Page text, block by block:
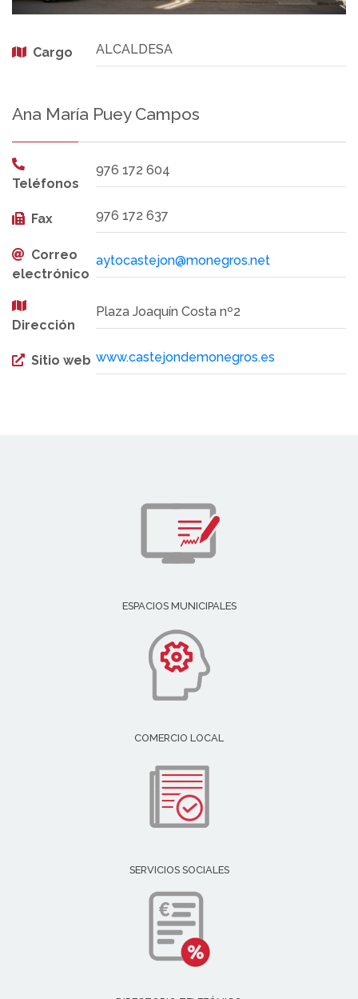
Cargo ALCALDESA
Ana María Puey Campos
Teléfonos
976 172 604
Fax 976 172 637
Correo
electrónico
aytocastejon@monegros.net
Dirección
Plaza Joaquín Costa nº2
Sitio web www.castejondemonegros.es
ESPACIOS MUNICIPALES
COMERCIO LOCAL
SERVICIOS SOCIALES